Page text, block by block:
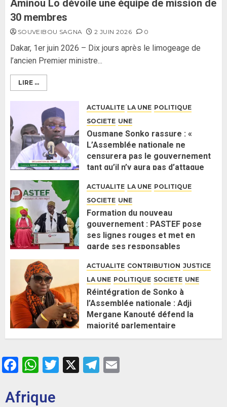
Aminou Lo dévoile une équipe de mission de
30 membres
SOUVEIBOU SAGNA 2 JUIN 2026 0
Dakar, 1er juin 2026 – Dix jours après le limogeage de
l’ancien Premier ministre...
LIRE ...
ACTUALITE LA UNE POLITIQUE
SOCIETE UNE
Ousmane Sonko rassure : «
L’Assemblée nationale ne
censurera pas le gouvernement
tant qu’il n’y aura pas d’attaque
2 JUIN 2026 0
ACTUALITE LA UNE POLITIQUE
SOCIETE UNE
Formation du nouveau
gouvernement : PASTEF pose
ses lignes rouges et met en
garde ses responsables
ACTUALITE CONTRIBUTION JUSTICE
LA UNE POLITIQUE SOCIETE UNE
Réintégration de Sonko à
l’Assemblée nationale : Adji
Mergane Kanouté défend la
majorité parlementaire
26 MAI 2026 0
Facebook
WhatsApp
Twitter
X Telegram
Afrique